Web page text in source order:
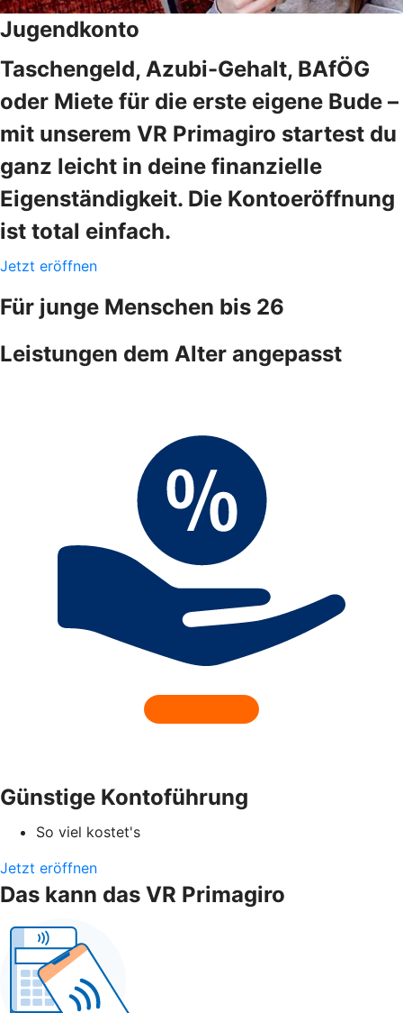
Jugendkonto
Taschengeld, Azubi-Gehalt, BAfÖG
oder Miete für die erste eigene Bude –
mit unserem VR Primagiro startest du
ganz leicht in deine finanzielle
Eigenständigkeit. Die Kontoeröffnung
ist total einfach.
Jetzt eröffnen
Für junge Menschen bis 26
Leistungen dem Alter angepasst
Günstige Kontoführung
So viel kostet's
Jetzt eröffnen
Das kann das VR Primagiro